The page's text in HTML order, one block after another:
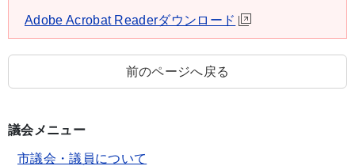
Adobe Acrobat Readerダウンロード
前のページへ戻る
議会メニュー
市議会・議員について